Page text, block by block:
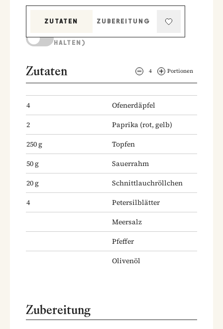
ZUTATEN
ZUBEREITUNG
HALTEN)
Zutaten 4 Portionen
4
Ofenerdäpfel
2
Paprika (rot, gelb)
250g
Topfen
50g
Sauerrahm
20g
Schnittlauchröllchen
4
Petersilblätter
Meersalz
Pfeffer
Olivenöl
Zubereitung